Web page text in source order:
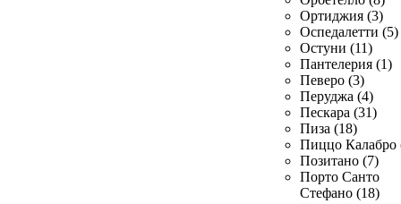
Ортиджия (3)
Оспедалетти (5)
Остуни (11)
Пантелерия (1)
Певеро (3)
Перуджа (4)
Пескара (31)
Пиза (18)
Пиццо Калабро
Позитано (7)
Порто Санто
Стефано (18)